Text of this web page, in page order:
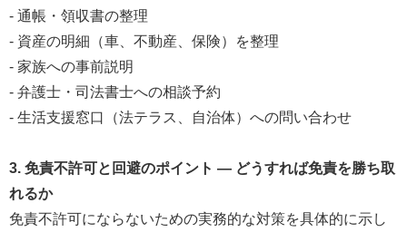
- 通帳・領収書の整理
- 資産の明細（車、不動産、保険）を整理
- 家族への事前説明
- 弁護士・司法書士への相談予約
- 生活支援窓口（法テラス、自治体）への問い合わせ
3. 免責不許可と回避のポイント — どうすれば免責を勝ち取
れるか
免責不許可にならないための実務的な対策を具体的に示し